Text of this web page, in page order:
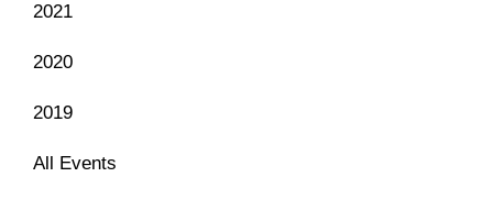
2021
2020
2019
All Events